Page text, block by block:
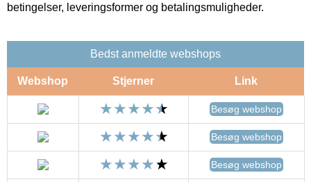
betingelser, leveringsformer og betalingsmuligheder.
Bedst anmeldte webshops
Webshop Stjerner Link
Besøg webshop
Besøg webshop
Besøg webshop